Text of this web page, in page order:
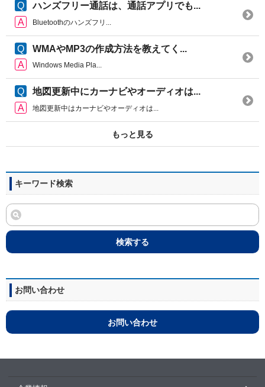
ハンズフリー通話は、通話アプリでも...
Bluetoothのハンズフリ...
WMAやMP3の作成方法を教えてく...
Windows Media Pla...
地図更新中にカーナビやオーディオは...
地図更新中はカーナビやオーディオは...
もっと見る
キーワード検索
検索する
お問い合わせ
お問い合わせ